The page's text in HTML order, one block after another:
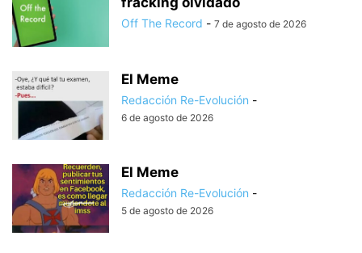
Off The Record - 7 de agosto de 2026
El Meme
Redacción Re-Evolución -
6 de agosto de 2026
El Meme
Redacción Re-Evolución -
5 de agosto de 2026